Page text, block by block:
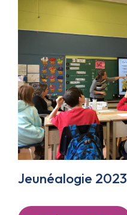
Jeunéalogie 2023